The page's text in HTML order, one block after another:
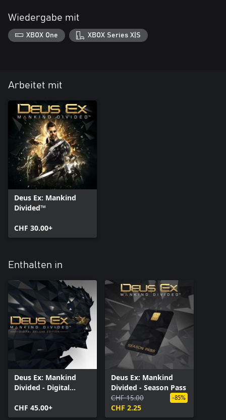
Wiedergabe mit
XBOX One XBOX Series X|S
Arbeitet mit
Deus Ex: Mankind
Divided™
CHF 30.00+
Enthalten in
Deus Ex: Mankind
Divided - Digital
CHF 45.00+
Deus Ex: Mankind
Divided - Season Pass
CHF 15.00
CHF 2.25
-85%